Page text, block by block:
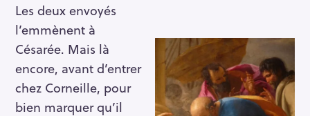
Les deux envoyés
l’emmènent à
Césarée. Mais là
encore, avant d’entrer
chez Corneille, pour
bien marquer qu’il